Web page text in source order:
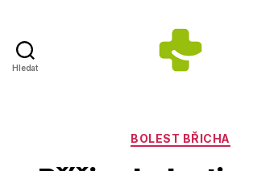
Hledat
s.r.o.
-
Rubriky
BOLEST BŘICHA